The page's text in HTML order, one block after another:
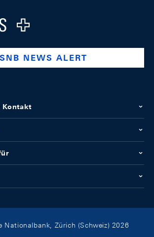
company/swiss-national-
www.youtube.com/@swissnationalbank
SNB NEWS ALERT
Kontakt
Nationalbank, Zürich (Schweiz) 2026